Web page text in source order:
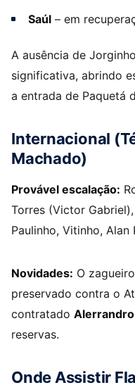
Saúl – em
A ausência de
significativa, abrindo
a entrada de Paquetá
Internacional
Machado)
Provável escalação:
Torres (Victor
Paulinho, Vitinho,
Novidades: O zagueiro
preservado contra o
contratado Alerrandro
reservas.
Onde Assistir